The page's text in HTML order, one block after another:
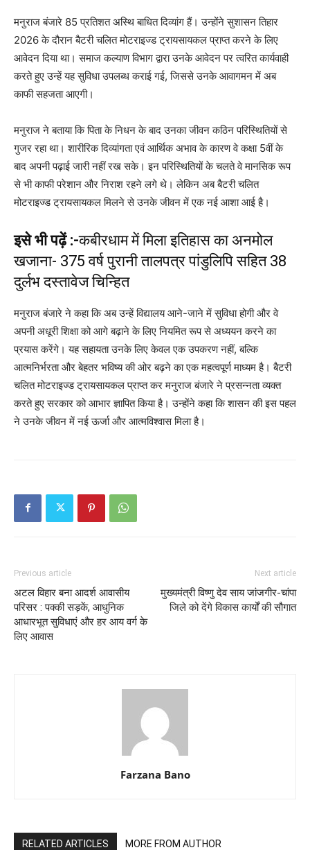
मनुराज बंजारे 85 प्रतिशत अस्थि बाधित दिव्यांग हैं। उन्होंने सुशासन तिहार
2026 के दौरान बैटरी चलित मोटराइज्ड ट्रायसायकल प्राप्त करने के लिए
आवेदन दिया था। समाज कल्याण विभाग द्वारा उनके आवेदन पर त्वरित कार्यवाही
करते हुए उन्हें यह सुविधा उपलब्ध कराई गई, जिससे उनके आवागमन में अब
काफी सहजता आएगी।
मनुराज ने बताया कि पिता के निधन के बाद उनका जीवन कठिन परिस्थितियों से
गुजर रहा था। शारीरिक दिव्यांगता एवं आर्थिक अभाव के कारण वे कक्षा 5वीं के
बाद अपनी पढ़ाई जारी नहीं रख सके। इन परिस्थितियों के चलते वे मानसिक रूप
से भी काफी परेशान और निराश रहने लगे थे। लेकिन अब बैटरी चलित
मोटराइज्ड ट्रायसायकल मिलने से उनके जीवन में एक नई आशा आई है।
इसे भी पढ़ें :-कबीरधाम में मिला इतिहास का अनमोल
खजाना- 375 वर्ष पुरानी तालपत्र पांडुलिपि सहित 38
दुर्लभ दस्तावेज चिन्हित
मनुराज बंजारे ने कहा कि अब उन्हें विद्यालय आने-जाने में सुविधा होगी और वे
अपनी अधूरी शिक्षा को आगे बढ़ाने के लिए नियमित रूप से अध्ययन करने का
प्रयास करेंगे। यह सहायता उनके लिए केवल एक उपकरण नहीं, बल्कि
आत्मनिर्भरता और बेहतर भविष्य की ओर बढ़ने का एक महत्वपूर्ण माध्यम है। बैटरी
चलित मोटराइज्ड ट्रायसायकल प्राप्त कर मनुराज बंजारे ने प्रसन्नता व्यक्त
करते हुए सरकार को आभार ज्ञापित किया है। उन्होंने कहा कि शासन की इस पहल
ने उनके जीवन में नई ऊर्जा और आत्मविश्वास मिला है।
Previous article
अटल विहार बना आदर्श आवासीय
परिसर : पक्की सड़कें, आधुनिक
आधारभूत सुविधाएं और हर आय वर्ग के
लिए आवास
Next article
मुख्यमंत्री विष्णु देव साय जांजगीर-चांपा
जिले को देंगे विकास कार्यों की सौगात
Farzana Bano
RELATED ARTICLES MORE FROM AUTHOR